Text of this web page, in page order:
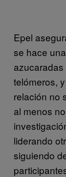
Epel
se hace
telómeros,
relación no
al menos
liderando
siguiendo